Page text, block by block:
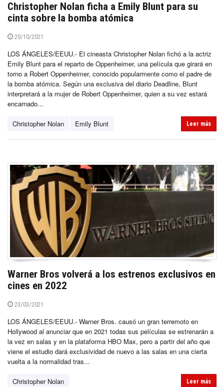
Christopher Nolan ficha a Emily Blunt para su
cinta sobre la bomba atómica
20/10/2021
LOS ÁNGELES/EEUU.- El cineasta Christopher Nolan fichó a la actriz
Emily Blunt para el reparto de Oppenheimer, una película que girará en
torno a Robert Oppenheimer, conocido popularmente como el padre de
la bomba atómica. Según una exclusiva del diario Deadline, Blunt
interpretará a la mujer de Robert Oppenheimer, quien a su vez estará
encarnado...
Christopher Nolan Emily Blunt Leer más
Warner Bros volverá a los estrenos exclusivos en
cines en 2022
23/03/2021
LOS ÁNGELES/EEUU.- Warner Bros. causó un gran terremoto en
Hollywood al anunciar que en 2021 todas sus películas se estrenarán a
la vez en salas y en la plataforma HBO Max, pero a partir del año que
viene el estudio dará exclusividad de nuevo a las salas en una cierta
vuelta a la normalidad tras...
Christopher Nolan Leer más